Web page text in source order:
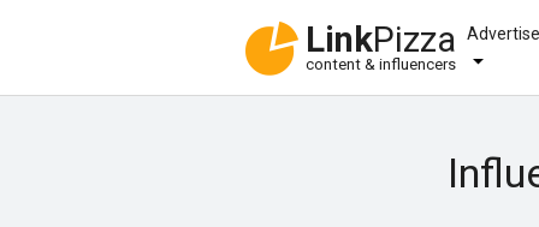
LinkPizza
content & influencers